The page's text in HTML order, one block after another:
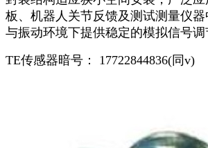
板、机器人关节反馈及测试测量仪
与振动环境下提供稳定的模拟信号调
TE传感器暗号： 17722844836(同v)